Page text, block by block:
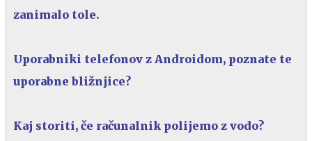
zanimalo tole.
Uporabniki telefonov z Androidom, poznate te
uporabne bližnjice?
Kaj storiti, če računalnik polijemo z vodo?